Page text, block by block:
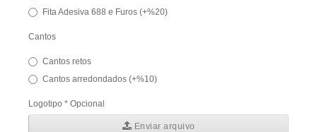
Fita Adesiva 688 e Furos (+%20)
Cantos
Cantos retos
Cantos arredondados (+%10)
Logotipo * Opcional
Enviar arquivo